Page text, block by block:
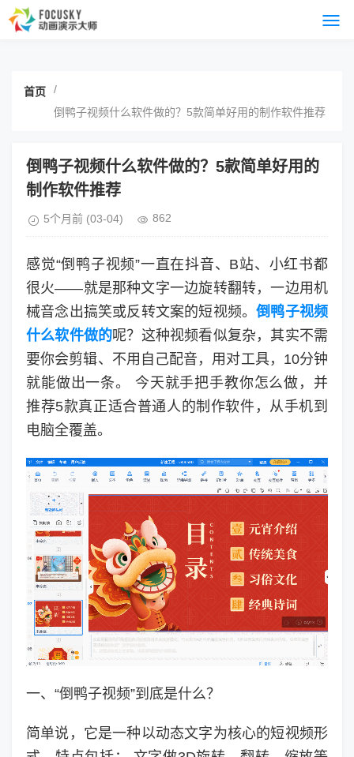
首页
/
倒鸭子视频什么软件做的？5款简单好用的制作软件推荐
倒鸭子视频什么软件做的？5款简单好用的
制作软件推荐
5个月前 (03-04) 862
感觉“倒鸭子视频”一直在抖音、B站、小红书都
很火——就是那种文字一边旋转翻转，一边用机
械音念出搞笑或反转文案的短视频。倒鸭子视频
什么软件做的呢？这种视频看似复杂，其实不需
要你会剪辑、不用自己配音，用对工具，10分钟
就能做出一条。 今天就手把手教你怎么做，并
推荐5款真正适合普通人的制作软件，从手机到
电脑全覆盖。
一、“倒鸭子视频”到底是什么？
简单说，它是一种以动态文字为核心的短视频形